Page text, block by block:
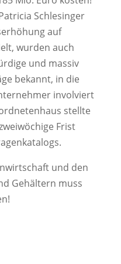
Schlesinger
auf
wurden auch
und massiv
bekannt, in die
involviert
stellte
Frist
und den
Gehältern muss